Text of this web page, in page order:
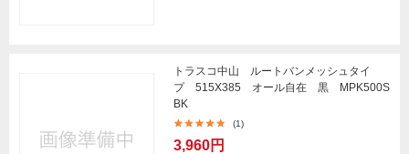
トラスコ中山 ルートバンメッシュタイ
プ 515X385 オール自在 黒 MPK500S
BK
(1)
3,960円